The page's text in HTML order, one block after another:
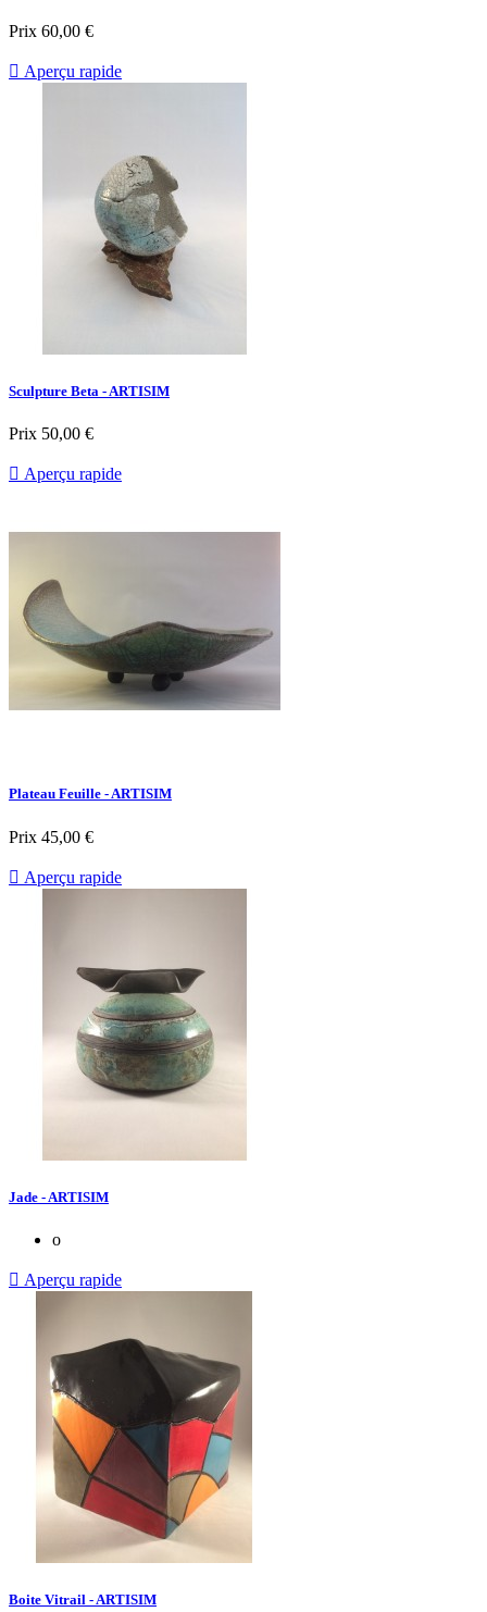
Prix 60,00 €
 Aperçu rapide
Sculpture Beta - ARTISIM
Prix 50,00 €
 Aperçu rapide
Plateau Feuille - ARTISIM
Prix 45,00 €
 Aperçu rapide
Jade - ARTISIM
o
 Aperçu rapide
Boite Vitrail - ARTISIM